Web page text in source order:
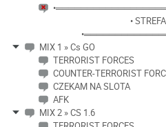
•
MIX 1 » Cs GO
TERRORIST FORCES
COUNTER-TERRORIST
CZEKAM NA SLOTA
AFK
MIX 2 » CS 1.6